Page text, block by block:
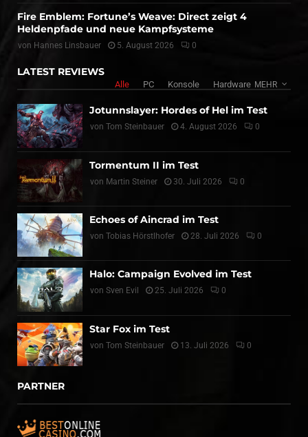
Fire Emblem: Fortune’s Weave: Direct zeigt 4
Heldenpfade und neue Kampfsysteme
von Hannes Linsbauer 5. August 2026 0
LATEST REVIEWS
Alle PC Konsole Hardware MEHR
Jotunnslayer: Hordes of Hel im Test
von Tom Steinbauer 4. August 2026 0
Tormentum II im Test
von Martin Steiner 30. Juli 2026 0
Echoes of Aincrad im Test
von Tobias Hörstlhofer 28. Juli 2026 0
Halo: Campaign Evolved im Test
von Sven Evil 25. Juli 2026 0
Star Fox im Test
von Tom Steinbauer 13. Juli 2026 0
PARTNER